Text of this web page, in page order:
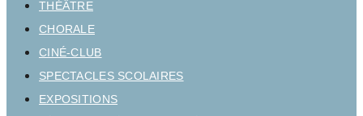
THÉÂTRE
CHORALE
CINÉ-CLUB
SPECTACLES SCOLAIRES
EXPOSITIONS